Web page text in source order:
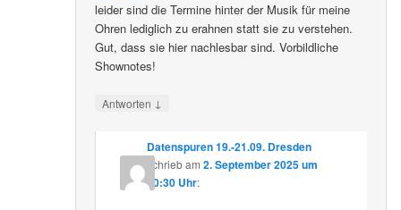
leider sind die Termine hinter der Musik für meine
Ohren lediglich zu erahnen statt sie zu verstehen.
Gut, dass sie hier nachlesbar sind. Vorbildliche
Shownotes!
Antworten ↓
Datenspuren 19.-21.09. Dresden
schriebam 2. September 2025 um
10:30 Uhr: